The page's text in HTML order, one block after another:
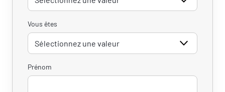
Vous êtes
Prénom